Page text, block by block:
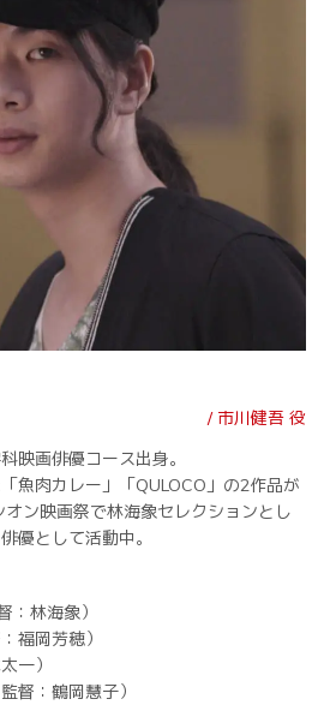
/ 市川健吾 役
映画俳優コース出身。
魚肉カレー」「QULOCO」の2作品が
ン映画祭で林海象セレクションとし
優として活動中。
：林海象）
福岡芳穂）
一）
督：鶴岡慧子）